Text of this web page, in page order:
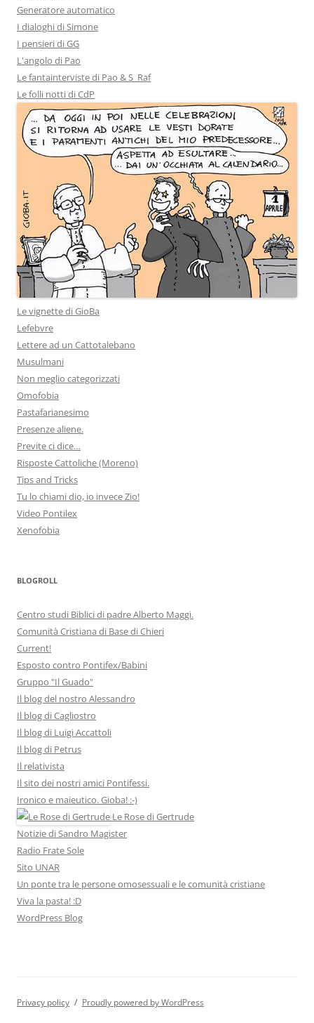
Generatore automatico
I dialoghi di Simone
I pensieri di GG
L'angolo di Pao
Le fantainterviste di Pao & S_Raf
Le folli notti di CdP
Le vignette di GioBa
Lefebvre
Lettere ad un Cattotalebano
Musulmani
Non meglio categorizzati
Omofobia
Pastafarianesimo
Presenze aliene.
Previte ci dice…
Risposte Cattoliche (Moreno)
Tips and Tricks
Tu lo chiami dio, io invece Zio!
Video Pontilex
Xenofobia
BLOGROLL
Centro studi Biblici di padre Alberto Maggi.
Comunità Cristiana di Base di Chieri
Current!
Esposto contro Pontifex/Babini
Gruppo "Il Guado"
Il blog del nostro Alessandro
Il blog di Cagliostro
Il blog di Luigi Accattoli
Il blog di Petrus
Il relativista
Il sito dei nostri amici Pontifessi.
Ironico e maieutico. Gioba! :-)
Le Rose di Gertrude
Notizie di Sandro Magister
Radio Frate Sole
Sito UNAR
Un ponte tra le persone omosessuali e le comunità cristiane
Viva la pasta! :D
WordPress Blog
Privacy policy Proudly powered by WordPress